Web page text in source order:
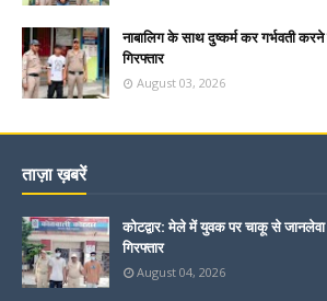
नाबालिग के साथ दुष्कर्म कर गर्भवती
गिरफ्तार
August 03, 2026
ताज़ा ख़बरें
कोटद्वार: मेले में युवक पर चाकू से
गिरफ्तार
August 04, 2026